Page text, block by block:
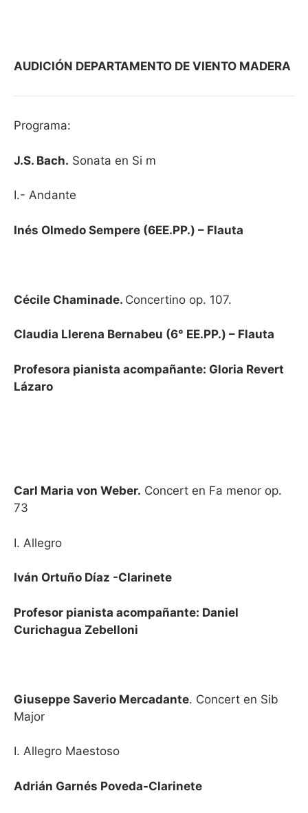
AUDICIÓN DEPARTAMENTO DE VIENTO MADERA
Programa:
J.S. Bach. Sonata en Si m
I.- Andante
Inés Olmedo Sempere (6EE.PP.) – Flauta
Cécile Chaminade. Concertino op. 107.
Claudia Llerena Bernabeu (6° EE.PP.) – Flauta
Profesora pianista acompañante: Gloria Revert
Lázaro
Carl Maria von Weber. Concert en Fa menor op.
73
I. Allegro
Iván Ortuño Díaz -Clarinete
Profesor pianista acompañante: Daniel
Curichagua Zebelloni
Giuseppe Saverio Mercadante. Concert en Sib
Major
I. Allegro Maestoso
Adrián Garnés Poveda-Clarinete